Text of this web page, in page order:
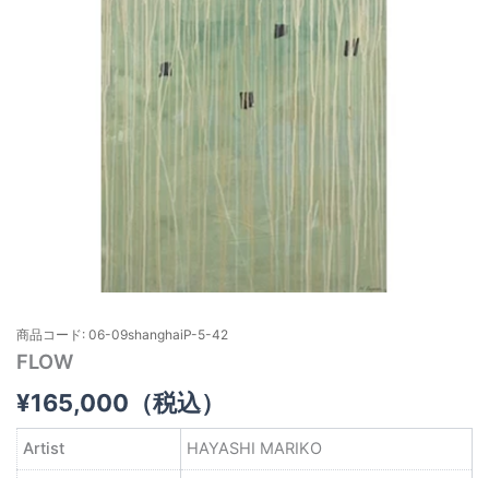
商品コード: 06-09shanghaiP-5-42
FLOW
¥165,000 （税込）
Artist HAYASHI MARIKO